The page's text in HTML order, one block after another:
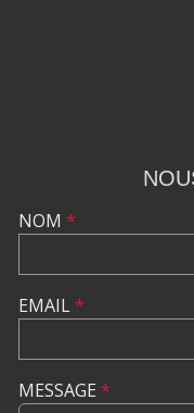
NOM *
EMAIL*
MESSAGE *